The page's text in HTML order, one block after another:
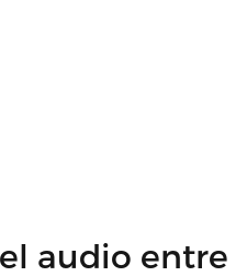
audio entre